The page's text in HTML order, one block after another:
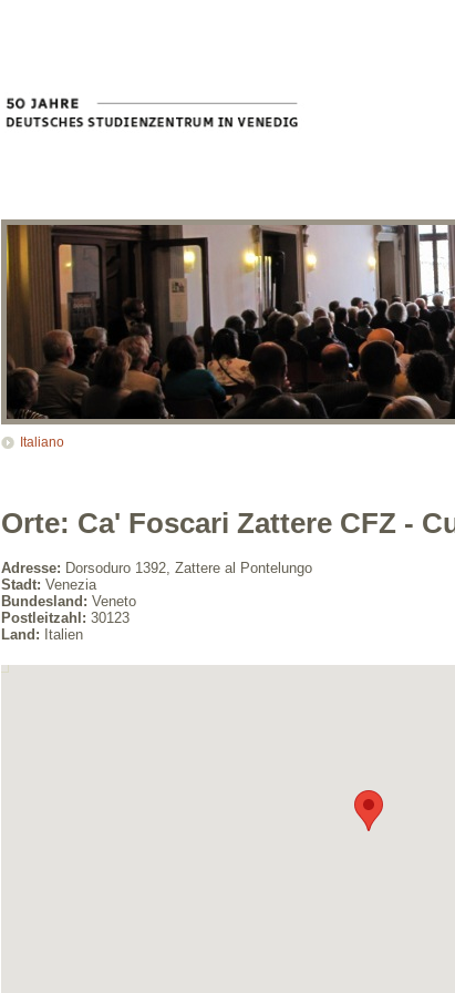
Italiano
Orte: Ca' Foscari Zattere CFZ -
Adresse: Dorsoduro 1392, Zattere al Pontelungo
Stadt: Venezia
Bundesland: Veneto
Postleitzahl: 30123
Land: Italien